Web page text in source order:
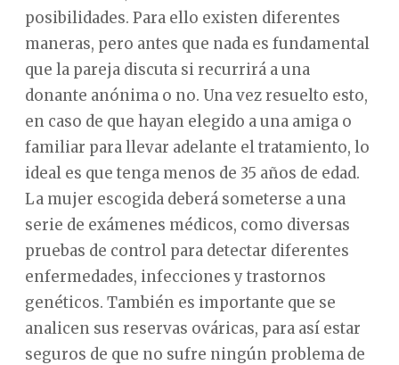
posibilidades. Para ello existen diferentes
maneras, pero antes que nada es fundamental
que la pareja discuta si recurrirá a una
donante anónima o no. Una vez resuelto esto,
en caso de que hayan elegido a una amiga o
familiar para llevar adelante el tratamiento, lo
ideal es que tenga menos de 35 años de edad.
La mujer escogida deberá someterse a una
serie de exámenes médicos, como diversas
pruebas de control para detectar diferentes
enfermedades, infecciones y trastornos
genéticos. También es importante que se
analicen sus reservas ováricas, para así estar
seguros de que no sufre ningún problema de